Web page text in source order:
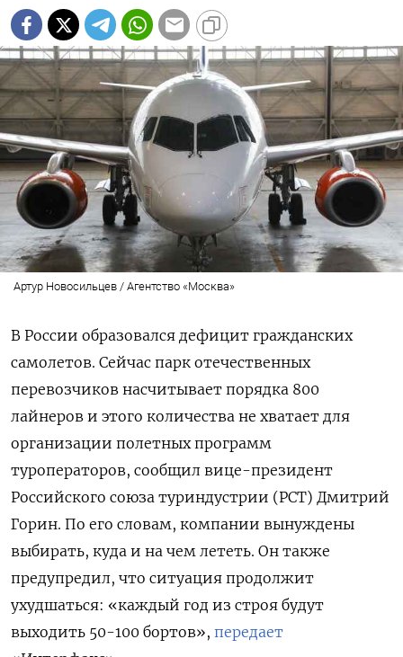
Артур Новосильцев / Агентство «Москва»
В России образовался дефицит гражданских
самолетов. Сейчас парк отечественных
перевозчиков насчитывает порядка 800
лайнеров и этого количества не хватает для
организации полетных программ
туроператоров, сообщил вице-президент
Российского союза туриндустрии (РСТ) Дмитрий
Горин. По его словам, компании вынуждены
выбирать, куда и на чем лететь. Он также
предупредил, что ситуация продолжит
ухудшаться: «каждый год из строя будут
выходить 50-100 бортов», передает